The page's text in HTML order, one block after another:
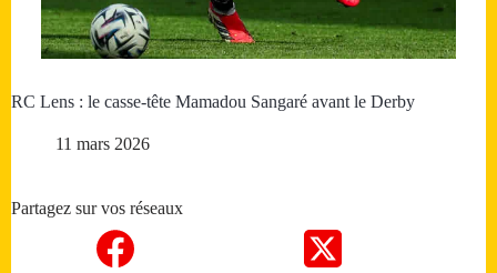
RC Lens : le casse-tête Mamadou Sangaré avant le Derby
11 mars 2026
Partagez sur vos réseaux